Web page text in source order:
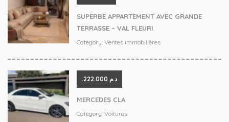
SUPERBE APPARTEMENT AVEC GRANDE
TERRASSE – VAL FLEURI
Category: Ventes immobilières
.د.م 222.000
MERCEDES CLA
Category: Voitures